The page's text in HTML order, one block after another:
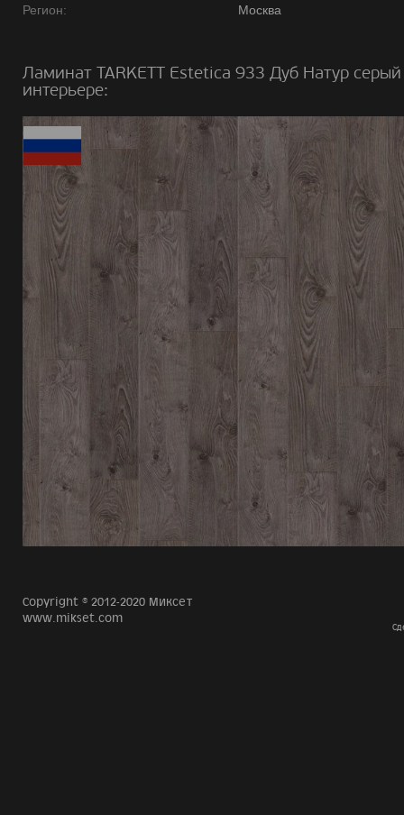
Регион:
Москва
Ламинат TARKETT Estetica 933 Дуб Натур
интерьере:
Copyright © 2012-2020 Миксет
www.mikset.com